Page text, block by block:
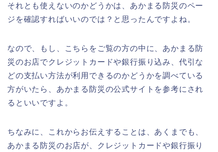
それとも使えないのかどうかは、あかまる防災のペー
ジを確認すればいいのでは？と思ったんですよね。
なので、もし、こちらをご覧の方の中に、あかまる防
災のお店でクレジットカードや銀行振り込み、代引な
どの支払い方法が利用できるのかどうかを調べている
方がいたら、あかまる防災の公式サイトを参考にされ
るといいですよ。
ちなみに、これからお伝えすることは、あくまでも、
あかまる防災のお店が、クレジットカードや銀行振り